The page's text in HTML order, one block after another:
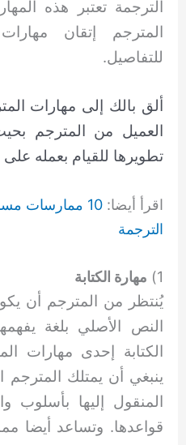
الترجمة تعتبر هذه
المترجم إتقان
للتفاصيل.
ألق بالك إلى مهارات
العميل من المترجم
تطويرها للقيام بعمله
اقرأ أيضا:
10 ممارسات
الترجمة
1) مهارة الكتابة
يُنتظر من المترجم أن
النص الأصلي بلغة
الكتابة إحدى مهارات
ينبغي أن يمتلك المترجم
المنقول إليها
قواعدها. وتساعد أيضا